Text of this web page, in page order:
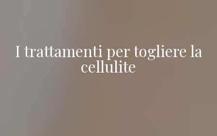
I trattamenti per togliere la
cellulite